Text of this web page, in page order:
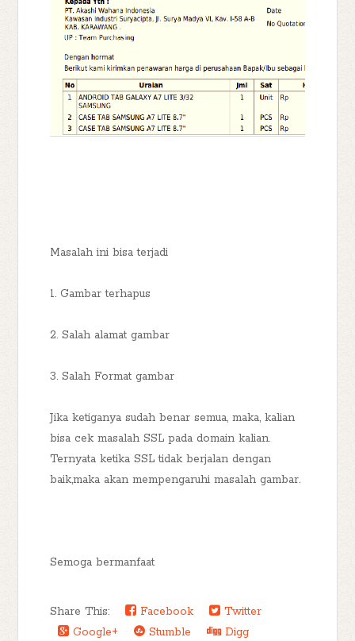
Masalah ini bisa terjadi
1. Gambar terhapus
2. Salah alamat gambar
3. Salah Format gambar
Jika ketiganya sudah benar semua, maka, kalian
bisa cek masalah SSL pada domain kalian.
Ternyata ketika SSL tidak berjalan dengan
baik,maka akan mempengaruhi masalah gambar.
Semoga bermanfaat
Share This: Facebook
Twitter
Google+
Stumble Digg